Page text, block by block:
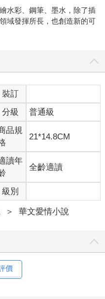
水彩、鋼筆、墨水，除了插
域發揮所長，也創造新的可
裝訂
分級 普通級
品規
21*14.8CM
讀年
全齡適讀
級別
＞ 華文愛情小說
價